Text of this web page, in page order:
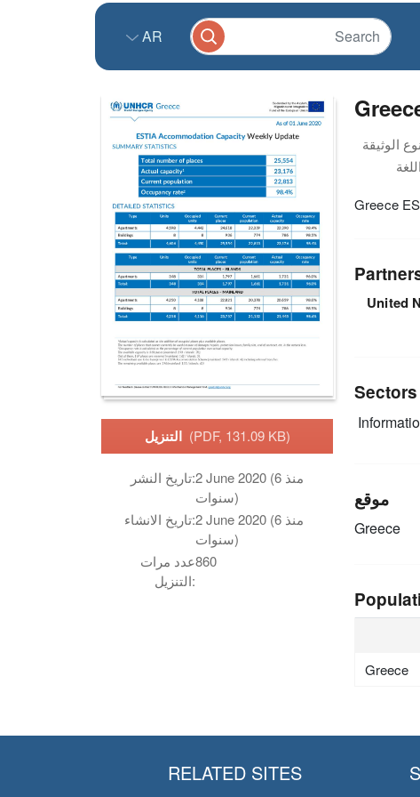
AR
التنزيل (PDF, 131.09 KB)
تاريخ النشر:2 June 2020 (منذ 6
سنوات)
تاريخ الانشاء:2 June 2020 (منذ 6
سنوات)
عدد مرات
التنزيل:
860
Greece
United
Sectors
موقع
Greece
Greece
RELATED SITES